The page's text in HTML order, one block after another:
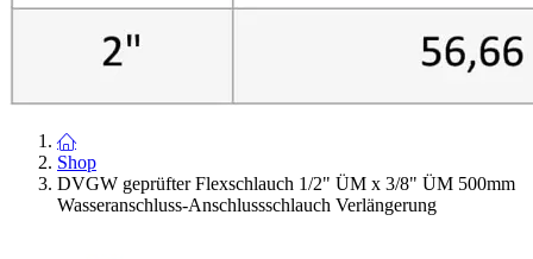
Shop
DVGW geprüfter Flexschlauch 1/2" ÜM x 3/8" ÜM 500mm
Wasseranschluss-Anschlussschlauch Verlängerung